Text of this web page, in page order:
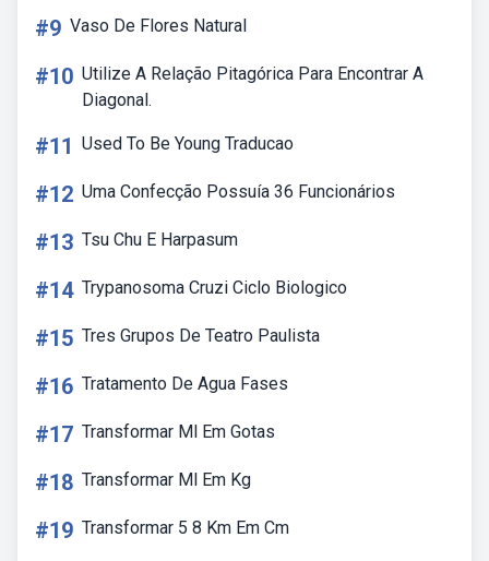
#9 Vaso De Flores Natural
#10 Utilize A Relação Pitagórica Para Encontrar A
Diagonal.
#11 Used To Be Young Traducao
#12 Uma Confecção Possuía 36 Funcionários
#13 Tsu Chu E Harpasum
#14 Trypanosoma Cruzi Ciclo Biologico
#15 Tres Grupos De Teatro Paulista
#16 Tratamento De Agua Fases
#17 Transformar Ml Em Gotas
#18 Transformar Ml Em Kg
#19 Transformar 5 8 Km Em Cm